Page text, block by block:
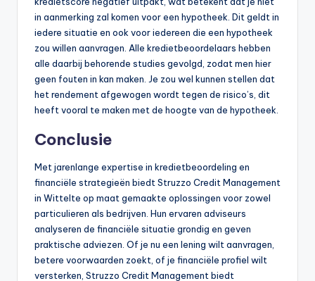
in aanmerking zal komen voor een hypotheek. Dit geldt in
iedere situatie en ook voor iedereen die een hypotheek
zou willen aanvragen. Alle kredietbeoordelaars hebben
alle daarbij behorende studies gevolgd, zodat men hier
geen fouten in kan maken. Je zou wel kunnen stellen dat
het rendement afgewogen wordt tegen de risico’s, dit
heeft vooral te maken met de hoogte van de hypotheek.
Conclusie
Met jarenlange expertise in kredietbeoordeling en
financiële strategieën biedt Struzzo Credit Management
in Wittelte op maat gemaakte oplossingen voor zowel
particulieren als bedrijven. Hun ervaren adviseurs
analyseren de financiële situatie grondig en geven
praktische adviezen. Of je nu een lening wilt aanvragen,
betere voorwaarden zoekt, of je financiële profiel wilt
versterken, Struzzo Credit Management biedt